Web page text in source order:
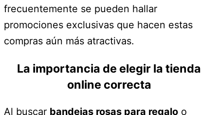
frecuentemente se pueden hallar
promociones exclusivas que hacen estas
compras aún más atractivas.
La importancia de elegir la tienda
online correcta
Al buscar bandejas rosas para regalo o